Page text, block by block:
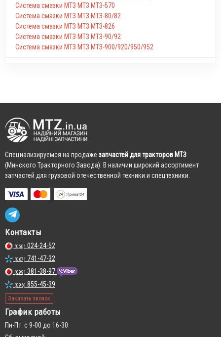
Система смазки МТЗ МТЗ МТЗ-570
Система смазки МТЗ МТЗ МТЗ-80/82
Система смазки МТЗ МТЗ МТЗ-826
Система смазки МТЗ МТЗ МТЗ-90/92
Система смазки МТЗ МТЗ МТЗ-900/920/950/952
Cпециализируемся на продаже запчастей для тракторов МТЗ
(Минского Тракторного Завода). В наличии широкий ассортимент
запчастей для грузовой отечественной техники и спецтехники.
Контакты
(050) 024-24-52
(067) 741-47-32
(099) 381-38-97
(096) 855-45-39
Заказать звонок
График работы
Пн-Пт: с 9-00 до 16-30